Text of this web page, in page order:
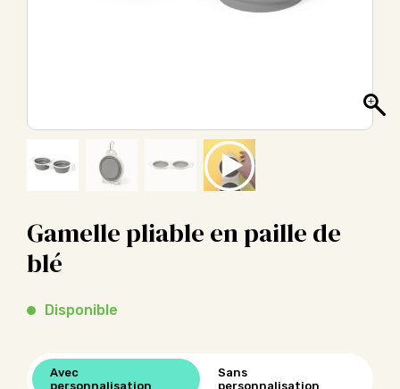
Gamelle pliable en paille de
blé
Disponible
Avec
personnalisation
Sans
personnalisation